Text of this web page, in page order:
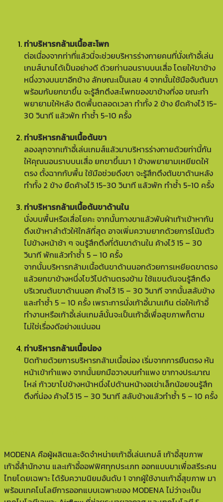
ท่าบริหารกล้ามเนื้อสะโพก
ต่อเนื่องจากท่าที่แล้วนี่จะช่วยบริหารร่างกายคนที่นั่งเก้าอี้เล่น
เกมส์นานได้เป็นอย่างดี ด้วยท่านอนราบบนเสื่อ โดยให้ขาข้าง
หนึ่งวางบนขาอีกข้าง ลักษณะเป็นเลข 4 จากนั้นใช้มือจับต้นขา
พร้อมกับยกขาขึ้น จะรู้สึกตึงสะโพกของขาข้างที่งอ ขณะทำ
พยายามให้หลัง ติดพื้นตลอดเวลา ทำทั้ง 2 ข้าง ยืดค้างไว้ 15-
30 วินาที แล้วพัก ทำซ้ำ 5-10 ครั้ง
ท่าบริหารกล้ามเนื้อต้นขา
ลองลุกจากเก้าอี้เล่นเกมส์แล้วมาบริหารร่างกายด้วยท่านี้กัน
ให้คุณนอนราบบนเสื่อ ยกขาขึ้นมา 1 ข้างพยายามเหยียดให้
ตรง ตั้งฉากกับพื้น ใช้มือช่วยดึงขา จะรู้สึกตึงต้นขาด้านหลัง
ทำทั้ง 2 ข้าง ยืดค้างไว้ 15-30 วินาที แล้วพัก ทำซ้ำ 5-10 ครั้ง
ท่าบริหารกล้ามเนื้อต้นขาด้านใน
นั่งบนพื้นหรือเสื่อโยคะ จากนั้นกางขาแล้วพับฝ่าเท้าเข้าหากัน
ดึงเข้าหาลำตัวให้ใกล้ที่สุด อาจเพิ่มความยากด้วยการโน้มตัว
ไปข้างหน้าช้า ๆ จนรู้สึกตึงที่ต้นขาด้านใน ค้างไว้ 15 – 30
วินาที พักแล้วทำซ้ำ 5 – 10 ครั้ง
จากนั้นบริหารกล้ามเนื้อต้นขาด้านนอกด้วยการเหยียดขาตรง
แล้วยกขาข้างหนึ่งไขว้ไปด้านตรงข้าม ใช้แขนดันจนรู้สึกตึง
บริเวณต้นขาด้านนอก ค้างไว้ 15 – 30 วินาที จากนั้นสลับข้าง
และทำซ้ำ 5 – 10 ครั้ง เพราะการนั่งเก้าอี้นานเกิน ต่อให้เก้าอี้
ทำงานหรือเก้าอี้เล่นเกมส์นั้นจะเป็นเก้าอี้เพื่อสุขภาพก็ตาม
ไม่ใช่เรื่องดีอย่างแน่นอน
ท่าบริหารกล้ามเนื้อน่อง
ปิดท้ายด้วยการบริหารกล้ามเนื้อน่อง เริ่มจากการยืนตรง หัน
หน้าเข้ากำแพง จากนั้นยกมือวางบนกำแพง ขากางประมาณ
ไหล่ ก้าวขาไปข้างหน้าหนึ่งไปด้านหน้างอเข่าเล็กน้อยจนรู้สึก
ตึงที่น่อง ค้างไว้ 15 – 30 วินาที สลับข้างแล้วทำซ้ำ 5 – 10 ครั้ง
MODENA คือผู้ผลิตและจัดจำหน่ายเก้าอี้เล่นเกมส์ เก้าอี้สุขภาพ
เก้าอี้สำนักงาน และเก้าอี้ออฟฟิศทุกประเภท ออกแบบมาเพื่อสรีระคน
ไทยโดยเฉพาะ ได้รับความนิยมอันดับ 1 จากผู้ใช้งานเก้าอี้สุขภาพ มา
พร้อมเทคโนโลยีการออกแบบเฉพาะของ MODENA ไม่ว่าจะเป็น